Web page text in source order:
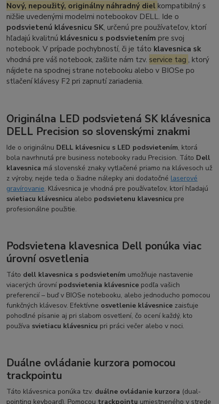
Nový, nepoužitý, originálny náhradný diel kompatibilný s
nižšie uvedenými modelmi notebookov DELL. Ide o
podsvietenú klávesnicu SK, určenú pre používateľov, ktorí
hľadajú kvalitnú klávesnicu s podsvietením pre svoj
notebook. V prípade pochybností, či je táto klavesnica sk
vhodná pre váš notebook, zašlite nám tzv. service tag , ktorý
nájdete na spodnej strane notebooku alebo v BIOSe po
stlačení klávesy F2 pri zapnutí zariadenia.
Originálna LED podsvietená SK klávesnica
DELL Precision so slovenskými znakmi
Ide o originálnu DELL klávesnicu s LED podsvietením, ktorá
bola navrhnutá pre business notebooky radu Precision. Táto Dell
klavesnica má slovenské znaky vytlačené priamo na klávesoch už
z výroby, nejde teda o žiadne nálepky ani dodatočné laserové
gravírovanie. Klávesnica je vhodná pre používateľov, ktorí hľadajú
svietiacu klávesnicu alebo podsvietenu klavesnicu pre
profesionálne použitie.
Podsvietena klavesnica Dell ponúka viac
úrovní osvetlenia
Táto dell klavesnica s podsvietením umožňuje nastavenie
viacerých úrovní podsvietenia klávesnice podľa vašich
preferencií – buď v BIOSe notebooku, alebo jednoducho pomocou
funkčných klávesov. Efektívne osvetlenie klávesnice zaisťuje
pohodlné písanie aj pri slabom osvetlení, čo ocení každý, kto
používa svietiacu klávesnicu pri práci večer alebo v noci.
Duálne ovládanie kurzora pomocou
trackpointu
Táto klávesnica ponúka tzv. duálne ovládanie kurzora (dual-
pointing keyboard). Pomocou trackpointu umiestneného v strede